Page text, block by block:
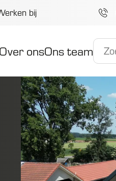
bij
Over onsOns team